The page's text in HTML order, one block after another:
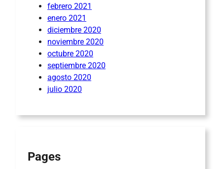
febrero 2021
enero 2021
diciembre 2020
noviembre 2020
octubre 2020
septiembre 2020
agosto 2020
julio 2020
Pages